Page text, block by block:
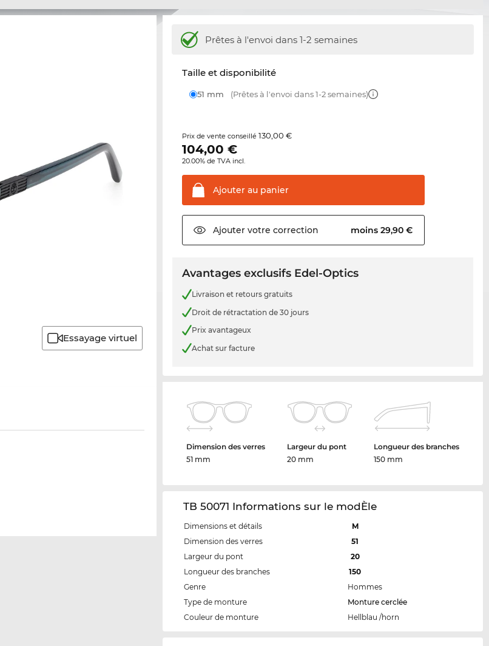
Essayage virtuel
Prêtes à l'envoi dans 1-2 semaines
Taille et disponibilité
51 mm (Prêtes à l'envoi dans 1-2 semaines)
Prix de vente conseillé130,00 €
104,00 €
20.00% de TVA incl.
Ajouter au panier
Ajouter votre correction moins 29,90 €
Avantages exclusifs Edel-Optics
Livraison et retours gratuits
Droit de rétractation de 30 jours
Prix avantageux
Achat sur facture
Dimension des verres
51 mm
Largeur du pont
20 mm
Longueur des branches
150 mm
TB 50071 Informations sur le modÈle
Dimensions et détails
M
Dimension des verres
51
Largeur du pont
20
Longueur des branches
150
Genre
Hommes
Type de monture
Monture cerclée
Couleur de monture
Hellblau /horn